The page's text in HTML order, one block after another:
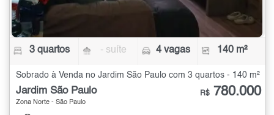
3 quartos - suíte 4 vagas 140 m²
Sobrado à Venda no Jardim São Paulo com 3 quartos - 140 m²
Jardim São Paulo
Zona Norte - São Paulo
R$ 780.000